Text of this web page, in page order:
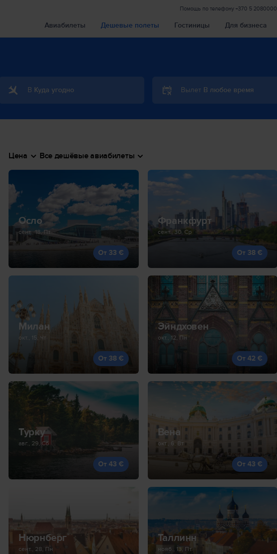
Помощь по телефону +370 5 2080000
Авиабилеты Дешевые полеты Гостиницы Для бизнеса
В Куда угодно Вылет В любое время
Цена Все дешёвые авиабилеты
Осло
сент., 18, Пт
От 33 €
Франкфурт
сент., 30, Ср
От 38 €
Милан
окт., 15, Чт
От 38 €
Эйндховен
окт., 12, Пн
От 42 €
Турку
авг., 29, Сб
От 43 €
Вена
окт., 6, Вт
От 43 €
Нюрнберг
сент., 28, Пн
Таллинн
нояб., 13, Пт